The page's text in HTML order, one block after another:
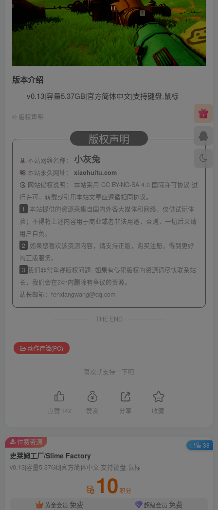
版本介绍
v0.13|容量5.37GB|官方简体中文|支持键盘.鼠标
© 版权声明
版权声明
本站网络名称： 小灰兔
本站永久网址：
xiaohuitu.com
网站侵权说明：
本站采用 CC BY-NC-SA 4.0 国际许可协议 进
行许可，转载或引用本站文章应遵循相同协议。
1
本站提供的资源采集自国内外各大媒体和网络，仅供试玩体
验；不得将上述内容用于商业或者非法用途，否则，一切后果请
用户自负。
2
如果您喜欢该资源内容，请支持正版，购买注册，得到更好
的正版服务。
3 我们非常重视版权问题, 如果有侵犯版权的资源请尽快联系站
长，我们会在24h内删除有争议的资源。
站长邮箱： fenxiangwang@qq.com
THE END
动作冒险(PC)
喜欢就支持一下吧
点赞 142 赞赏 分享 收藏
史莱姆工厂/Slime Factory
v0.13|容量5.37GB|官方简体中文|支持键盘.鼠标
10 积分
黄金会员 免费 超级会员 免费
付费资源 已售 38